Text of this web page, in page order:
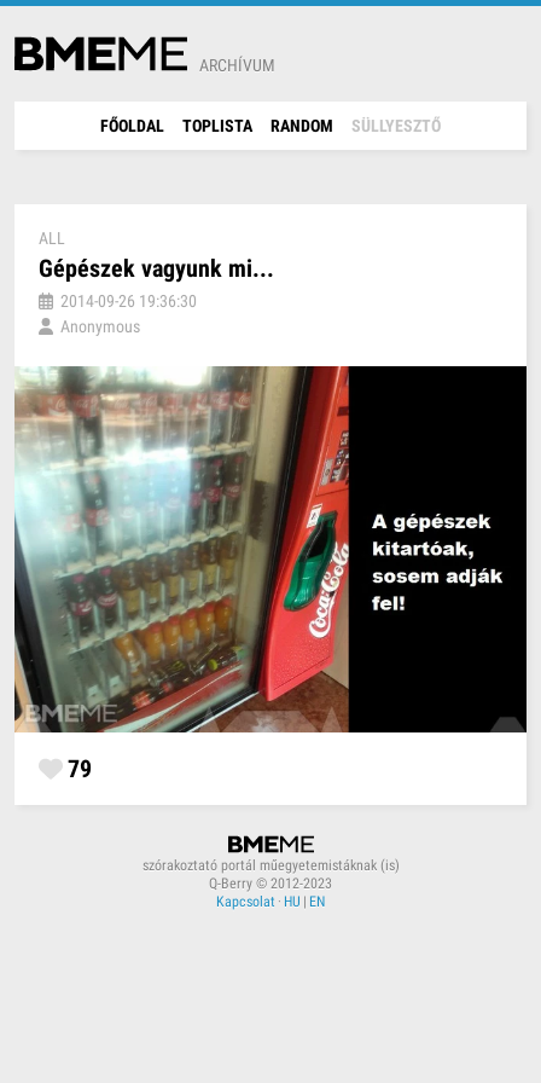
ARCHÍVUM
FŐOLDAL TOPLISTA RANDOM SÜLLYESZTŐ
ALL
Gépészek vagyunk mi...
2014-09-26 19:36:30
Anonymous
79
szórakoztató portál műegyetemistáknak (is)
Q-Berry © 2012-2023
Kapcsolat · HU | EN